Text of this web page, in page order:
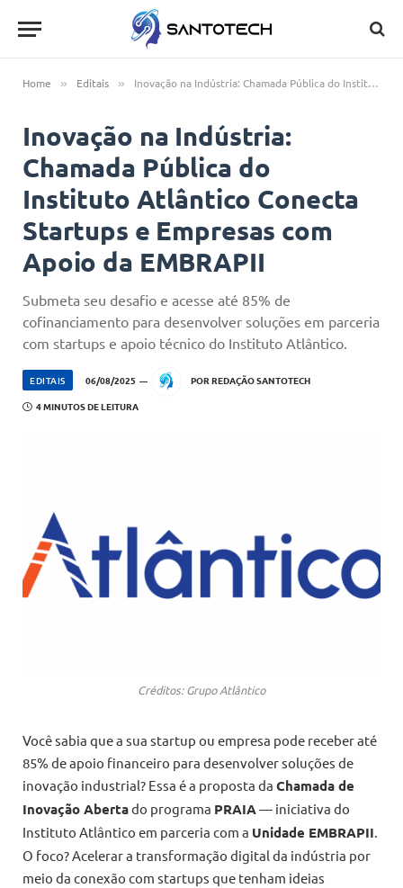
Home » Editais » Inovação na Indústria: Chamada Pública do Instituto Atlântico Conecta Startups e Empresas com Apoio da EMBRAPII
Inovação na Indústria:
Chamada Pública do
Instituto Atlântico Conecta
Startups e Empresas com
Apoio da EMBRAPII
Submeta seu desafio e acesse até 85% de
cofinanciamento para desenvolver soluções em parceria
com startups e apoio técnico do Instituto Atlântico.
EDITAIS 06/08/2025 POR REDAÇÃO SANTOTECH
4 MINUTOS DE LEITURA
Créditos: Grupo Atlântico
Você sabia que a sua startup ou empresa pode receber até
85% de apoio financeiro para desenvolver soluções de
inovação industrial? Essa é a proposta da Chamada de
Inovação Abertado programa PRAIA— iniciativa do
Instituto Atlântico em parceria com a Unidade EMBRAPII.
O foco? Acelerar a transformação digital da indústria por
meio da conexão com startups que tenham ideias